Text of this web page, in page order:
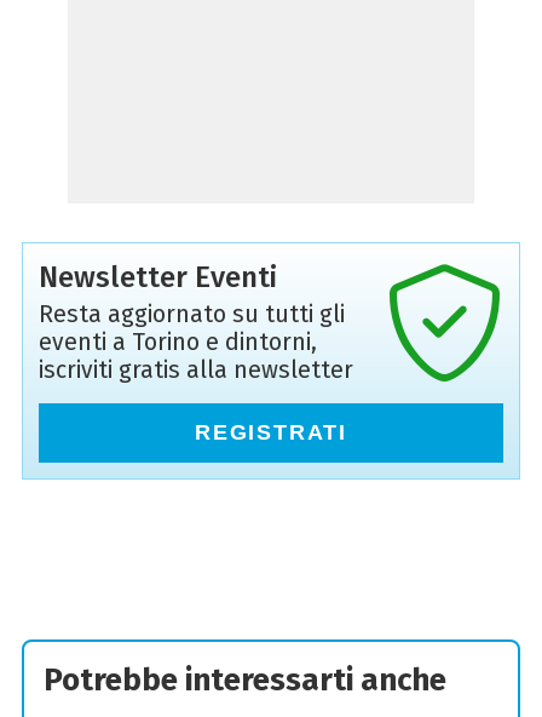
Newsletter Eventi
Resta aggiornato su tutti gli
eventi a Torino e dintorni,
iscriviti gratis alla newsletter
REGISTRATI
Potrebbe interessarti anche